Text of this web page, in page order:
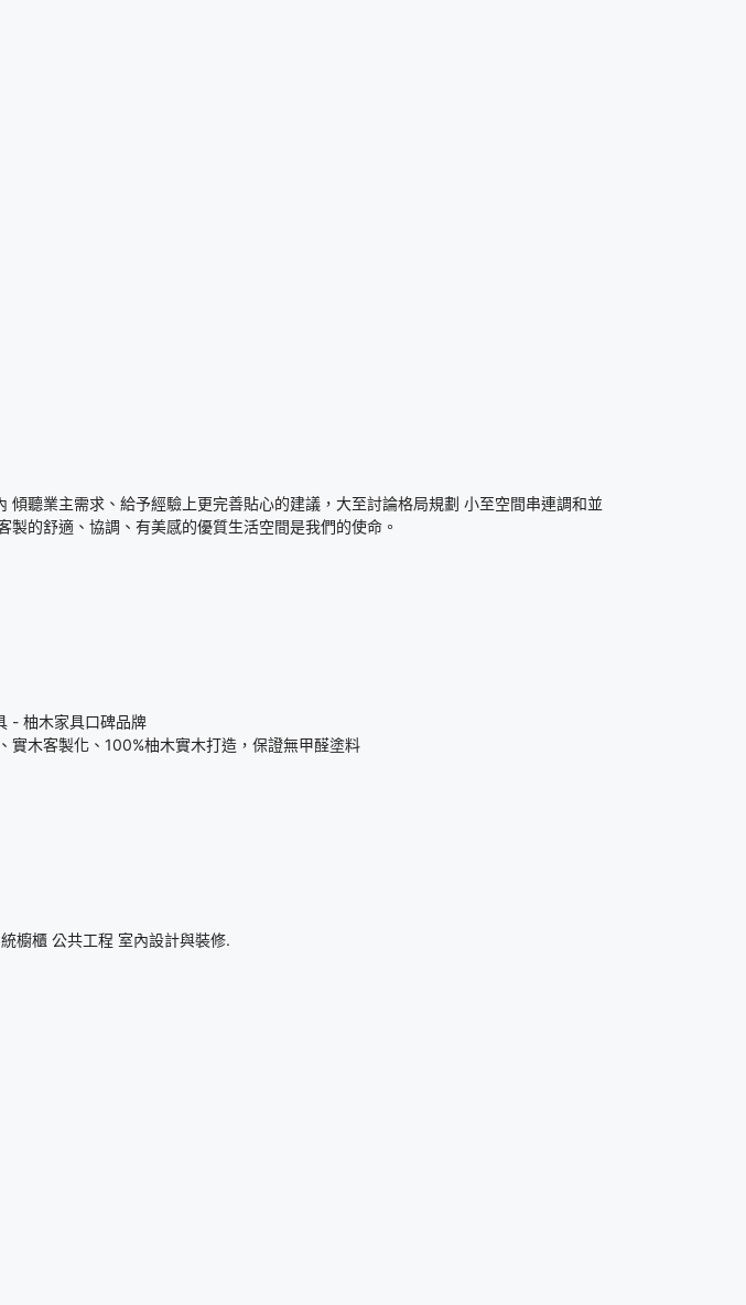
聽業主需求、給予經驗上更完善貼心的建議，大至討論格局規劃 小至空間串連調和並
的舒適、協調、有美感的優質生活空間是我們的使命。
- 柚木家具口碑品牌
實木客製化、100%柚木實木打造，保證無甲醛塗料
櫥櫃 公共工程 室內設計與裝修.